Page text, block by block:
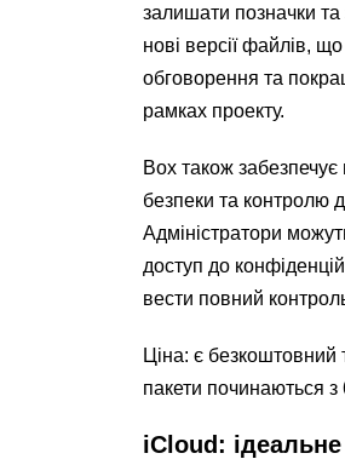
залишати позначки
нові версії файлів,
обговорення та
рамках проекту.
Box також забезпечує
безпеки та контролю
Адміністратори
доступ до
вести повний
Ціна: є
пакети починаються з
iCloud: